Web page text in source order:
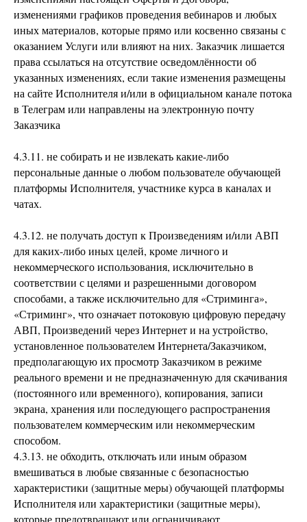
изменениями графиков проведения вебинаров и любых
иных материалов, которые прямо или косвенно связаны с
оказанием Услуги или влияют на них. Заказчик лишается
права ссылаться на отсутствие осведомлённости об
указанных изменениях, если такие изменения размещены
на сайте Исполнителя и/или в официальном канале потока
в Телеграм или направлены на электронную почту
Заказчика
4.3.11. не собирать и не извлекать какие-либо
персональные данные о любом пользователе обучающей
платформы Исполнителя, участнике курса в каналах и
чатах.
4.3.12. не получать доступ к Произведениям и/или АВП
для каких-либо иных целей, кроме личного и
некоммерческого использования, исключительно в
соответствии с целями и разрешенными договором
способами, а также исключительно для «Стриминга»,
«Стриминг», что означает потоковую цифровую передачу
АВП, Произведений через Интернет и на устройство,
установленное пользователем Интернета/Заказчиком,
предполагающую их просмотр Заказчиком в режиме
реального времени и не предназначенную для скачивания
(постоянного или временного), копирования, записи
экрана, хранения или последующего распространения
пользователем коммерческим или некоммерческим
способом.
4.3.13. не обходить, отключать или иным образом
вмешиваться в любые связанные с безопасностью
характеристики (защитные меры) обучающей платформы
Исполнителя или характеристики (защитные меры),
которые предотвращают или ограничивают